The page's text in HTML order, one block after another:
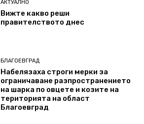
АКТУАЛНО
Вижте какво реши
правителството днес
БЛАГОЕВГРАД
Набелязаха строги мерки за
ограничаване разпространението
на шарка по овцете и козите на
територията на област
Благоевград